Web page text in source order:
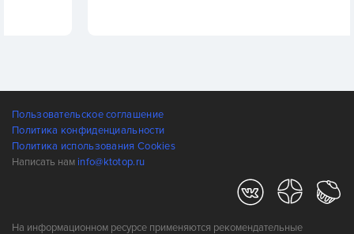
Пользовательское соглашение
Политика конфиденциальности
Политика использования Cookies
Написать нам info@ktotop.ru
На информационном ресурсе применяются рекомендательные